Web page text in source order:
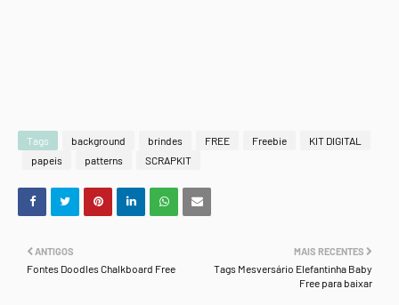
Tags background brindes FREE Freebie
KIT DIGITAL
papeis
patterns SCRAPKIT
MAIS RECENTES
Tags Mesversário Elefantinha Baby
Free para baixar
ANTIGOS
Fontes Doodles Chalkboard Free